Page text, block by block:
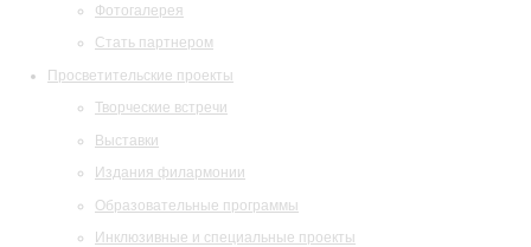
Фотогалерея
Стать партнером
Просветительские проекты
Творческие встречи
Выставки
Издания филармонии
Образовательные программы
Инклюзивные и специальные проекты